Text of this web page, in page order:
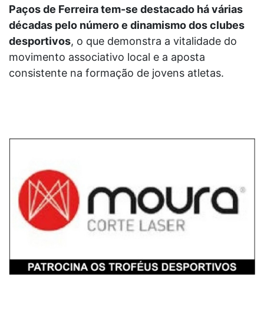
Paços de Ferreira tem-se destacado há várias
décadas pelo número e dinamismo dos clubes
desportivos, o que demonstra a vitalidade do
movimento associativo local e a aposta
consistente na formação de jovens atletas.